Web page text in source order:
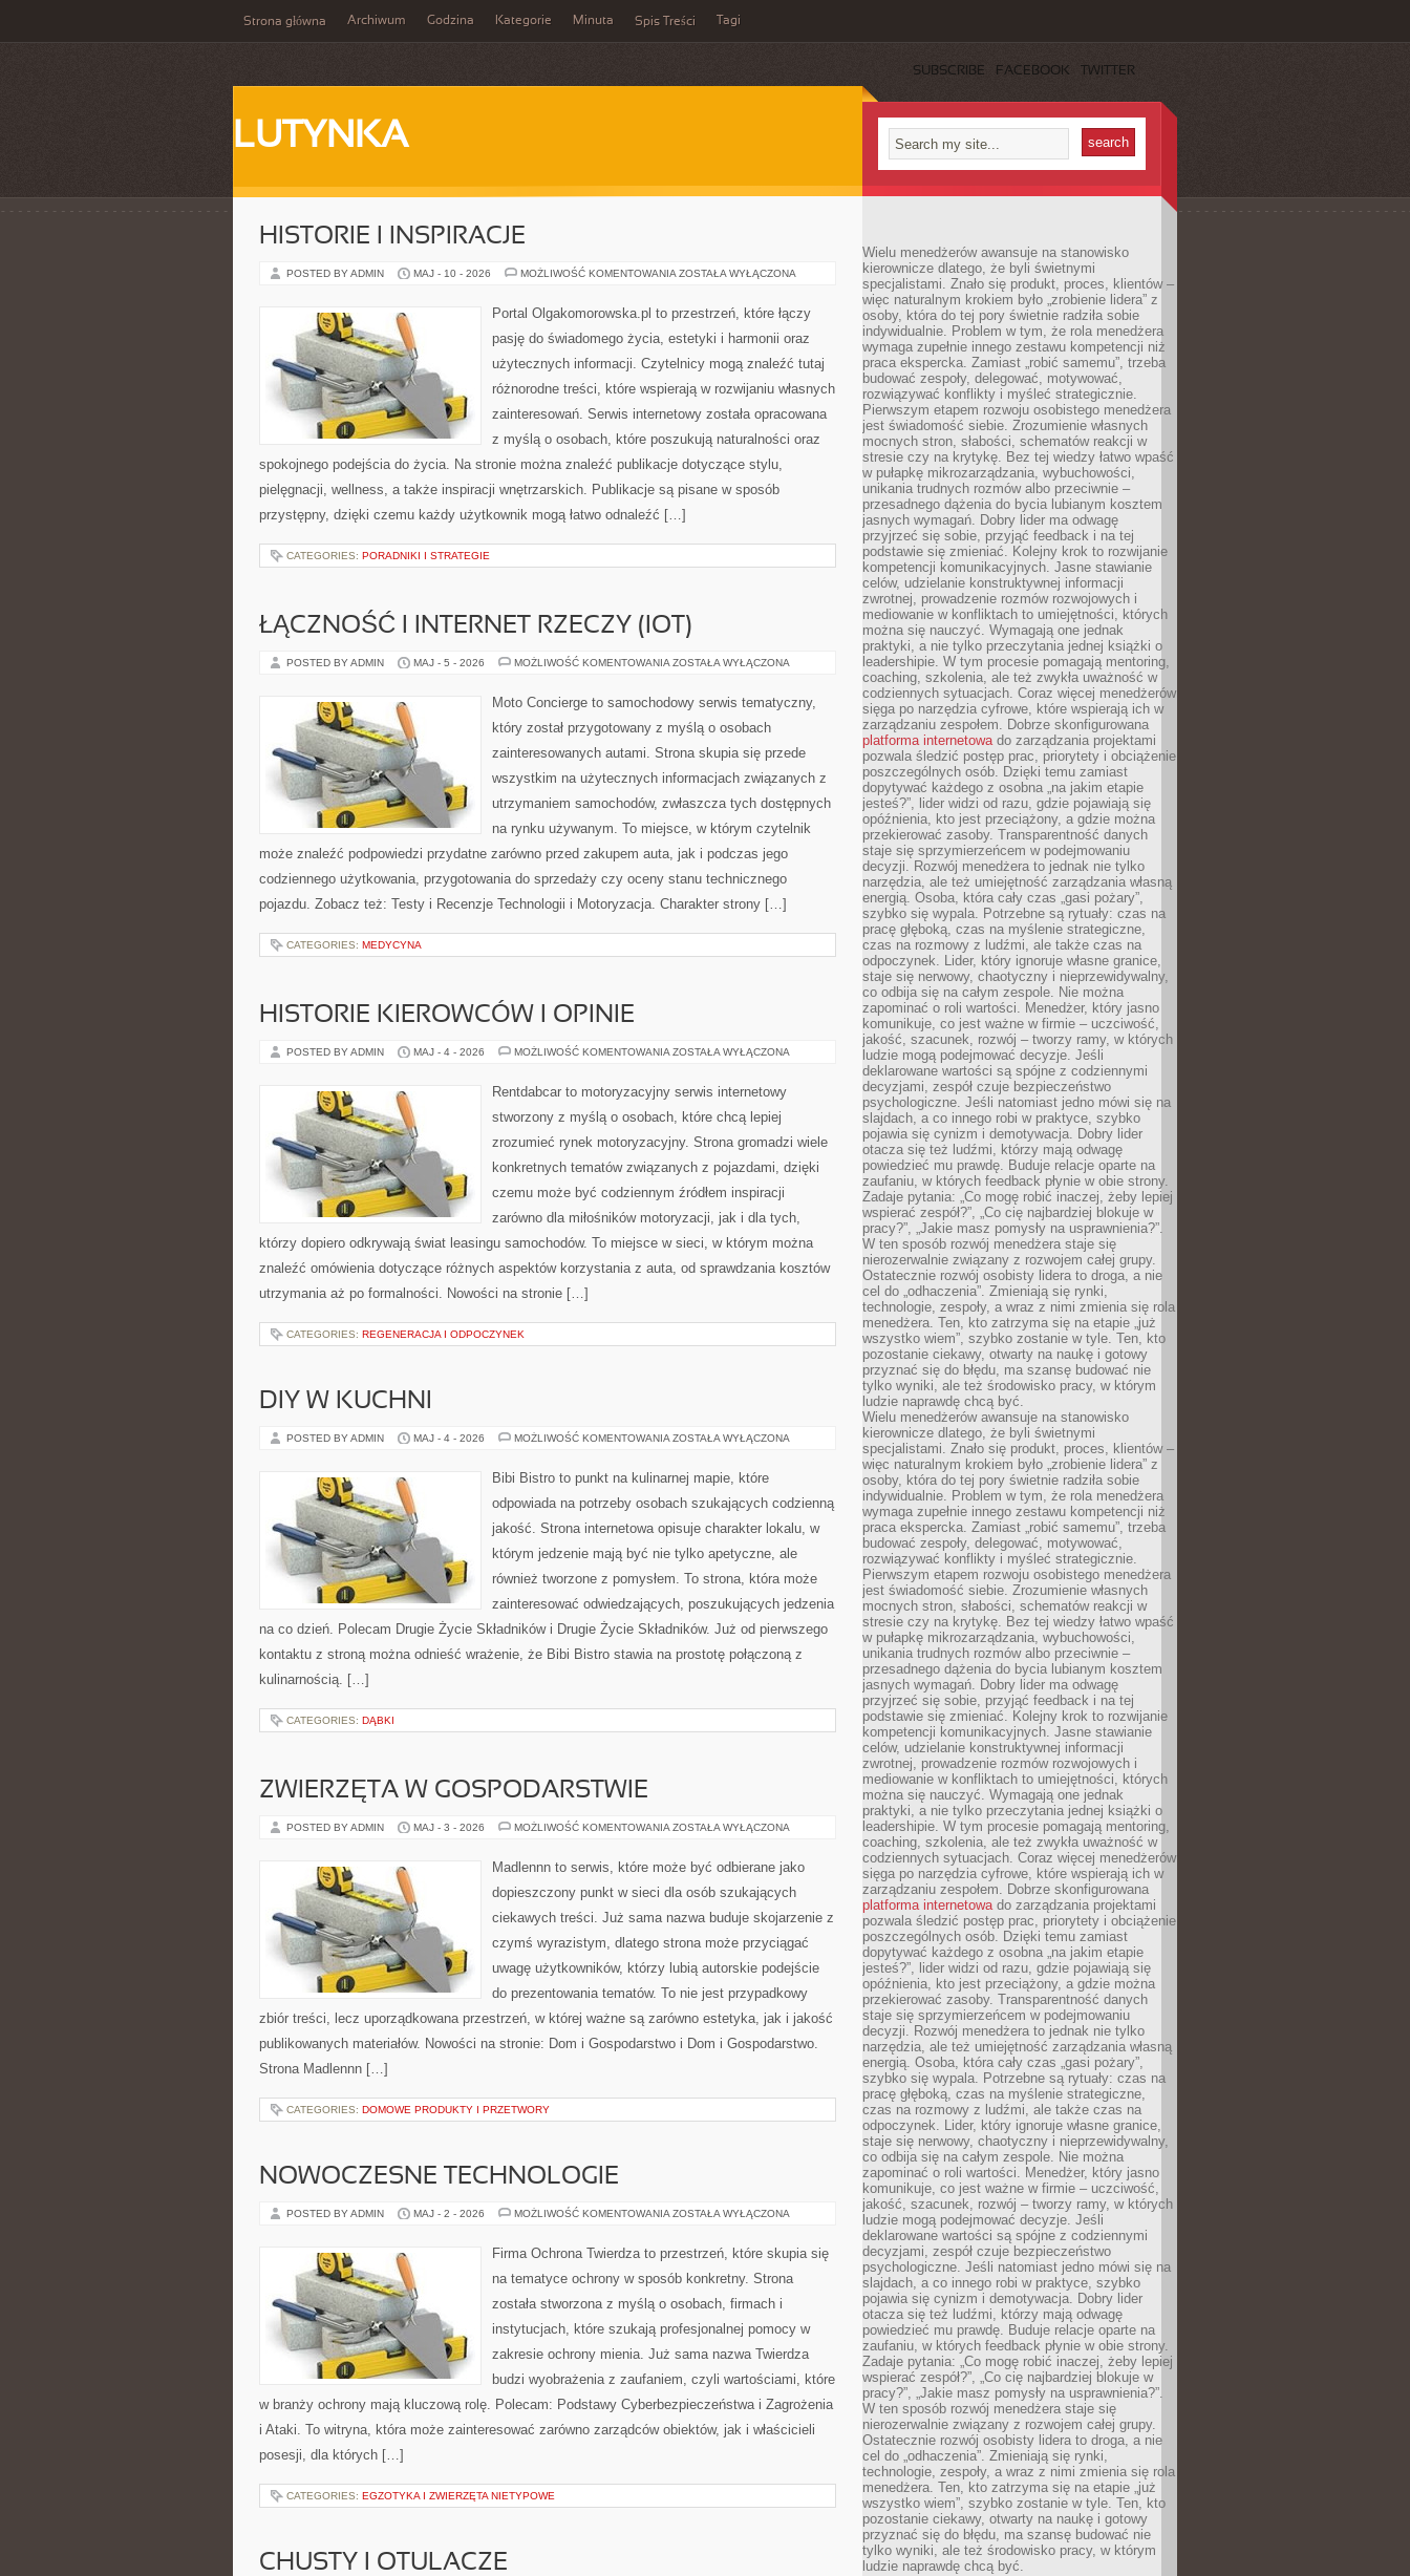
Strona główna Archiwum Godzina Kategorie Minuta Spis Treści Tagi
SUBSCRIBE FACEBOOK TWITTER
LUTYNKA
HISTORIE I INSPIRACJE
POSTED BY ADMIN MAJ - 10 - 2026 MOŻLIWOŚĆ KOMENTOWANIA HISTORIE
ZOSTAŁA WYŁĄCZONA
Portal Olgakomorowska.pl to przestrzeń, które łączy
pasję do świadomego życia, estetyki i harmonii oraz
użytecznych informacji. Czytelnicy mogą znaleźć tutaj
różnorodne treści, które wspierają w rozwijaniu własnych
zainteresowań. Serwis internetowy została opracowana
z myślą o osobach, które poszukują naturalności oraz
spokojnego podejścia do życia. Na stronie można znaleźć publikacje dotyczące stylu,
pielęgnacji, wellness, a także inspiracji wnętrzarskich. Publikacje są pisane w sposób
przystępny, dzięki czemu każdy użytkownik mogą łatwo odnaleźć […]
CATEGORIES: PORADNIKI I STRATEGIE
ŁĄCZNOŚĆ I INTERNET RZECZY (IOT)
POSTED BY ADMIN MAJ - 5 - 2026 MOŻLIWOŚĆ KOMENTOWANIA ŁĄCZNOŚĆ
(IOT)
ZOSTAŁA WYŁĄCZONA
Moto Concierge to samochodowy serwis tematyczny,
który został przygotowany z myślą o osobach
zainteresowanych autami. Strona skupia się przede
wszystkim na użytecznych informacjach związanych z
utrzymaniem samochodów, zwłaszcza tych dostępnych
na rynku używanym. To miejsce, w którym czytelnik
może znaleźć podpowiedzi przydatne zarówno przed zakupem auta, jak i podczas jego
codziennego użytkowania, przygotowania do sprzedaży czy oceny stanu technicznego
pojazdu. Zobacz też: Testy i Recenzje Technologii i Motoryzacja. Charakter strony […]
CATEGORIES: MEDYCYNA
HISTORIE KIEROWCÓW I OPINIE
POSTED BY ADMIN MAJ - 4 - 2026 MOŻLIWOŚĆ KOMENTOWANIA HISTORIE
OPINIE
ZOSTAŁA WYŁĄCZONA
Rentdabcar to motoryzacyjny serwis internetowy
stworzony z myślą o osobach, które chcą lepiej
zrozumieć rynek motoryzacyjny. Strona gromadzi wiele
konkretnych tematów związanych z pojazdami, dzięki
czemu może być codziennym źródłem inspiracji
zarówno dla miłośników motoryzacji, jak i dla tych,
którzy dopiero odkrywają świat leasingu samochodów. To miejsce w sieci, w którym można
znaleźć omówienia dotyczące różnych aspektów korzystania z auta, od sprawdzania kosztów
utrzymania aż po formalności. Nowości na stronie […]
CATEGORIES: REGENERACJA I ODPOCZYNEK
DIY W KUCHNI
POSTED BY ADMIN MAJ - 4 - 2026 MOŻLIWOŚĆ KOMENTOWANIA DIY
ZOSTAŁA WYŁĄCZONA
Bibi Bistro to punkt na kulinarnej mapie, które
odpowiada na potrzeby osobach szukających codzienną
jakość. Strona internetowa opisuje charakter lokalu, w
którym jedzenie mają być nie tylko apetyczne, ale
również tworzone z pomysłem. To strona, która może
zainteresować odwiedzających, poszukujących jedzenia
na co dzień. Polecam Drugie Życie Składników i Drugie Życie Składników. Już od pierwszego
kontaktu z stroną można odnieść wrażenie, że Bibi Bistro stawia na prostotę połączoną z
kulinarnością. […]
CATEGORIES: DĄBKI
ZWIERZĘTA W GOSPODARSTWIE
POSTED BY ADMIN MAJ - 3 - 2026 MOŻLIWOŚĆ KOMENTOWANIA ZWIERZĘTA
ZOSTAŁA WYŁĄCZONA
Madlennn to serwis, które może być odbierane jako
dopieszczony punkt w sieci dla osób szukających
ciekawych treści. Już sama nazwa buduje skojarzenie z
czymś wyrazistym, dlatego strona może przyciągać
uwagę użytkowników, którzy lubią autorskie podejście
do prezentowania tematów. To nie jest przypadkowy
zbiór treści, lecz uporządkowana przestrzeń, w której ważne są zarówno estetyka, jak i jakość
publikowanych materiałów. Nowości na stronie: Dom i Gospodarstwo i Dom i Gospodarstwo.
Strona Madlennn […]
CATEGORIES: DOMOWE PRODUKTY I PRZETWORY
NOWOCZESNE TECHNOLOGIE
POSTED BY ADMIN MAJ - 2 - 2026 MOŻLIWOŚĆ KOMENTOWANIA NOWOCZESNE
ZOSTAŁA WYŁĄCZONA
Firma Ochrona Twierdza to przestrzeń, które skupia się
na tematyce ochrony w sposób konkretny. Strona
została stworzona z myślą o osobach, firmach i
instytucjach, które szukają profesjonalnej pomocy w
zakresie ochrony mienia. Już sama nazwa Twierdza
budzi wyobrażenia z zaufaniem, czyli wartościami, które
w branży ochrony mają kluczową rolę. Polecam: Podstawy Cyberbezpieczeństwa i Zagrożenia
i Ataki. To witryna, która może zainteresować zarówno zarządców obiektów, jak i właścicieli
posesji, dla których […]
CATEGORIES: EGZOTYKA I ZWIERZĘTA NIETYPOWE
CHUSTY I OTULACZE
Wielu menedżerów awansuje na stanowisko
kierownicze dlatego, że byli świetnymi
specjalistami. Znało się produkt, proces, klientów –
więc naturalnym krokiem było „zrobienie lidera” z
osoby, która do tej pory świetnie radziła sobie
indywidualnie. Problem w tym, że rola menedżera
wymaga zupełnie innego zestawu kompetencji niż
praca ekspercka. Zamiast „robić samemu”, trzeba
budować zespoły, delegować, motywować,
rozwiązywać konflikty i myśleć strategicznie.
Pierwszym etapem rozwoju osobistego menedżera
jest świadomość siebie. Zrozumienie własnych
mocnych stron, słabości, schematów reakcji w
stresie czy na krytykę. Bez tej wiedzy łatwo wpaść
w pułapkę mikrozarządzania, wybuchowości,
unikania trudnych rozmów albo przeciwnie –
przesadnego dążenia do bycia lubianym kosztem
jasnych wymagań. Dobry lider ma odwagę
przyjrzeć się sobie, przyjąć feedback i na tej
podstawie się zmieniać. Kolejny krok to rozwijanie
kompetencji komunikacyjnych. Jasne stawianie
celów, udzielanie konstruktywnej informacji
zwrotnej, prowadzenie rozmów rozwojowych i
mediowanie w konfliktach to umiejętności, których
można się nauczyć. Wymagają one jednak
praktyki, a nie tylko przeczytania jednej książki o
leadershipie. W tym procesie pomagają mentoring,
coaching, szkolenia, ale też zwykła uważność w
codziennych sytuacjach. Coraz więcej menedżerów
sięga po narzędzia cyfrowe, które wspierają ich w
zarządzaniu zespołem. Dobrze skonfigurowana
platforma internetowado zarządzania projektami
pozwala śledzić postęp prac, priorytety i obciążenie
poszczególnych osób. Dzięki temu zamiast
dopytywać każdego z osobna „na jakim etapie
jesteś?”, lider widzi od razu, gdzie pojawiają się
opóźnienia, kto jest przeciążony, a gdzie można
przekierować zasoby. Transparentność danych
staje się sprzymierzeńcem w podejmowaniu
decyzji. Rozwój menedżera to jednak nie tylko
narzędzia, ale też umiejętność zarządzania własną
energią. Osoba, która cały czas „gasi pożary”,
szybko się wypala. Potrzebne są rytuały: czas na
pracę głęboką, czas na myślenie strategiczne,
czas na rozmowy z ludźmi, ale także czas na
odpoczynek. Lider, który ignoruje własne granice,
staje się nerwowy, chaotyczny i nieprzewidywalny,
co odbija się na całym zespole. Nie można
zapominać o roli wartości. Menedżer, który jasno
komunikuje, co jest ważne w firmie – uczciwość,
jakość, szacunek, rozwój – tworzy ramy, w których
ludzie mogą podejmować decyzje. Jeśli
deklarowane wartości są spójne z codziennymi
decyzjami, zespół czuje bezpieczeństwo
psychologiczne. Jeśli natomiast jedno mówi się na
slajdach, a co innego robi w praktyce, szybko
pojawia się cynizm i demotywacja. Dobry lider
otacza się też ludźmi, którzy mają odwagę
powiedzieć mu prawdę. Buduje relacje oparte na
zaufaniu, w których feedback płynie w obie strony.
Zadaje pytania: „Co mogę robić inaczej, żeby lepiej
wspierać zespół?”, „Co cię najbardziej blokuje w
pracy?”, „Jakie masz pomysły na usprawnienia?”.
W ten sposób rozwój menedżera staje się
nierozerwalnie związany z rozwojem całej grupy.
Ostatecznie rozwój osobisty lidera to droga, a nie
cel do „odhaczenia”. Zmieniają się rynki,
technologie, zespoły, a wraz z nimi zmienia się rola
menedżera. Ten, kto zatrzyma się na etapie „już
wszystko wiem”, szybko zostanie w tyle. Ten, kto
pozostanie ciekawy, otwarty na naukę i gotowy
przyznać się do błędu, ma szansę budować nie
tylko wyniki, ale też środowisko pracy, w którym
ludzie naprawdę chcą być.
Wielu menedżerów awansuje na stanowisko
kierownicze dlatego, że byli świetnymi
specjalistami. Znało się produkt, proces, klientów –
więc naturalnym krokiem było „zrobienie lidera” z
osoby, która do tej pory świetnie radziła sobie
indywidualnie. Problem w tym, że rola menedżera
wymaga zupełnie innego zestawu kompetencji niż
praca ekspercka. Zamiast „robić samemu”, trzeba
budować zespoły, delegować, motywować,
rozwiązywać konflikty i myśleć strategicznie.
Pierwszym etapem rozwoju osobistego menedżera
jest świadomość siebie. Zrozumienie własnych
mocnych stron, słabości, schematów reakcji w
stresie czy na krytykę. Bez tej wiedzy łatwo wpaść
w pułapkę mikrozarządzania, wybuchowości,
unikania trudnych rozmów albo przeciwnie –
przesadnego dążenia do bycia lubianym kosztem
jasnych wymagań. Dobry lider ma odwagę
przyjrzeć się sobie, przyjąć feedback i na tej
podstawie się zmieniać. Kolejny krok to rozwijanie
kompetencji komunikacyjnych. Jasne stawianie
celów, udzielanie konstruktywnej informacji
zwrotnej, prowadzenie rozmów rozwojowych i
mediowanie w konfliktach to umiejętności, których
można się nauczyć. Wymagają one jednak
praktyki, a nie tylko przeczytania jednej książki o
leadershipie. W tym procesie pomagają mentoring,
coaching, szkolenia, ale też zwykła uważność w
codziennych sytuacjach. Coraz więcej menedżerów
sięga po narzędzia cyfrowe, które wspierają ich w
zarządzaniu zespołem. Dobrze skonfigurowana
platforma internetowado zarządzania projektami
pozwala śledzić postęp prac, priorytety i obciążenie
poszczególnych osób. Dzięki temu zamiast
dopytywać każdego z osobna „na jakim etapie
jesteś?”, lider widzi od razu, gdzie pojawiają się
opóźnienia, kto jest przeciążony, a gdzie można
przekierować zasoby. Transparentność danych
staje się sprzymierzeńcem w podejmowaniu
decyzji. Rozwój menedżera to jednak nie tylko
narzędzia, ale też umiejętność zarządzania własną
energią. Osoba, która cały czas „gasi pożary”,
szybko się wypala. Potrzebne są rytuały: czas na
pracę głęboką, czas na myślenie strategiczne,
czas na rozmowy z ludźmi, ale także czas na
odpoczynek. Lider, który ignoruje własne granice,
staje się nerwowy, chaotyczny i nieprzewidywalny,
co odbija się na całym zespole. Nie można
zapominać o roli wartości. Menedżer, który jasno
komunikuje, co jest ważne w firmie – uczciwość,
jakość, szacunek, rozwój – tworzy ramy, w których
ludzie mogą podejmować decyzje. Jeśli
deklarowane wartości są spójne z codziennymi
decyzjami, zespół czuje bezpieczeństwo
psychologiczne. Jeśli natomiast jedno mówi się na
slajdach, a co innego robi w praktyce, szybko
pojawia się cynizm i demotywacja. Dobry lider
otacza się też ludźmi, którzy mają odwagę
powiedzieć mu prawdę. Buduje relacje oparte na
zaufaniu, w których feedback płynie w obie strony.
Zadaje pytania: „Co mogę robić inaczej, żeby lepiej
wspierać zespół?”, „Co cię najbardziej blokuje w
pracy?”, „Jakie masz pomysły na usprawnienia?”.
W ten sposób rozwój menedżera staje się
nierozerwalnie związany z rozwojem całej grupy.
Ostatecznie rozwój osobisty lidera to droga, a nie
cel do „odhaczenia”. Zmieniają się rynki,
technologie, zespoły, a wraz z nimi zmienia się rola
menedżera. Ten, kto zatrzyma się na etapie „już
wszystko wiem”, szybko zostanie w tyle. Ten, kto
pozostanie ciekawy, otwarty na naukę i gotowy
przyznać się do błędu, ma szansę budować nie
tylko wyniki, ale też środowisko pracy, w którym
ludzie naprawdę chcą być.